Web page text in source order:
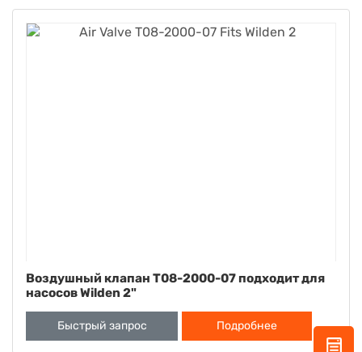
Воздушный клапан T08-2000-07 подходит для
насосов Wilden 2"
Быстрый запрос Подробнее